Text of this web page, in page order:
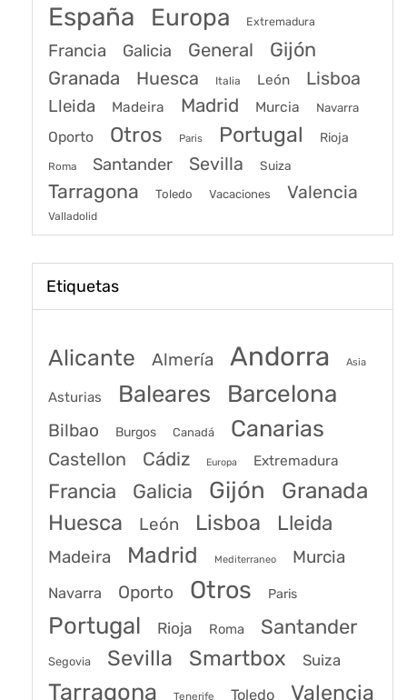
España Europa Extremadura
Francia Galicia General Gijón
Granada Huesca Italia León Lisboa
Lleida Madeira Madrid Murcia Navarra
Oporto Otros Paris Portugal Rioja
Roma Santander Sevilla Suiza
Tarragona Toledo Vacaciones Valencia
Valladolid
Etiquetas
Alicante Almería Andorra Asia
Asturias Baleares Barcelona
Bilbao Burgos Canadá Canarias
Castellon Cádiz Europa Extremadura
Francia Galicia Gijón Granada
Huesca León Lisboa Lleida
Madeira Madrid Mediterraneo Murcia
Navarra Oporto Otros Paris
Portugal Rioja Roma Santander
Segovia Sevilla Smartbox Suiza
Tarragona Tenerife Toledo Valencia